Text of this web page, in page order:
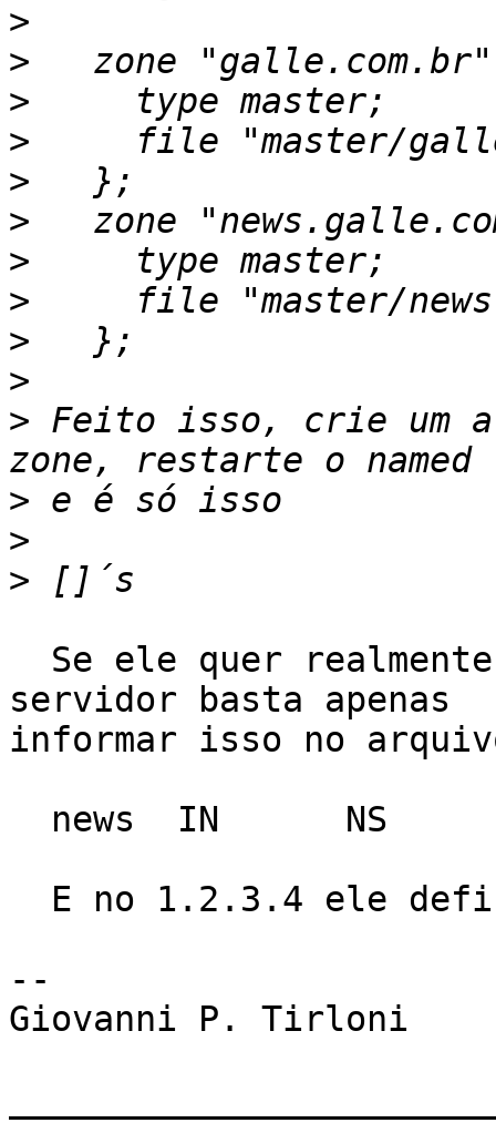
>
>
>
>
>
>
>
>
>
>
> Feito isso, crie um
>
>
>
servidor basta apenas
informar isso no
--
Giovanni P. Tirloni